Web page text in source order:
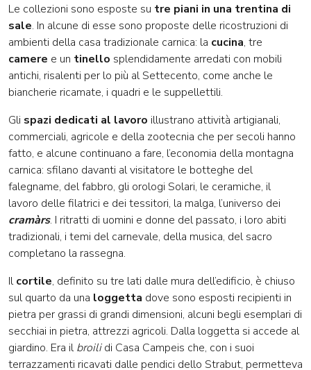
Le collezioni sono esposte su tre piani in una trentina di
sale. In alcune di esse sono proposte delle ricostruzioni di
ambienti della casa tradizionale carnica: la cucina, tre
camere e un tinello splendidamente arredati con mobili
antichi, risalenti per lo più al Settecento, come anche le
biancherie ricamate, i quadri e le suppellettili.
Gli spazi dedicati al lavoro illustrano attività artigianali,
commerciali, agricole e della zootecnia che per secoli hanno
fatto, e alcune continuano a fare, l’economia della montagna
carnica: sfilano davanti al visitatore le botteghe del
falegname, del fabbro, gli orologi Solari, le ceramiche, il
lavoro delle filatrici e dei tessitori, la malga, l’universo dei
cramàrs. I ritratti di uomini e donne del passato, i loro abiti
tradizionali, i temi del carnevale, della musica, del sacro
completano la rassegna.
Ilcortile, definito su tre lati dalle mura dell’edificio, è chiuso
sul quarto da una loggetta dove sono esposti recipienti in
pietra per grassi di grandi dimensioni, alcuni begli esemplari di
secchiai in pietra, attrezzi agricoli. Dalla loggetta si accede al
giardino. Era ilbroilidi Casa Campeis che, con i suoi
terrazzamenti ricavati dalle pendici dello Strabut, permetteva